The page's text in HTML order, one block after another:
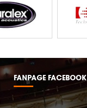
FANPAGE FACEBOOK